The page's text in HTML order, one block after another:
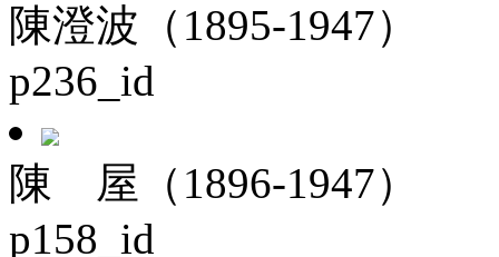
陳澄波（1895-1947）
p236_id
陳 屋（1896-1947）
p158_id